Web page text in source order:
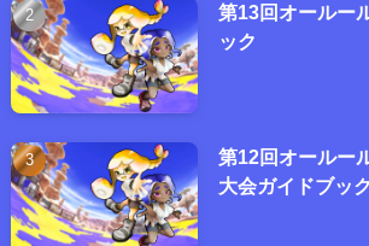
第13回オールー
ック
第12回オールー
大会ガイドブック